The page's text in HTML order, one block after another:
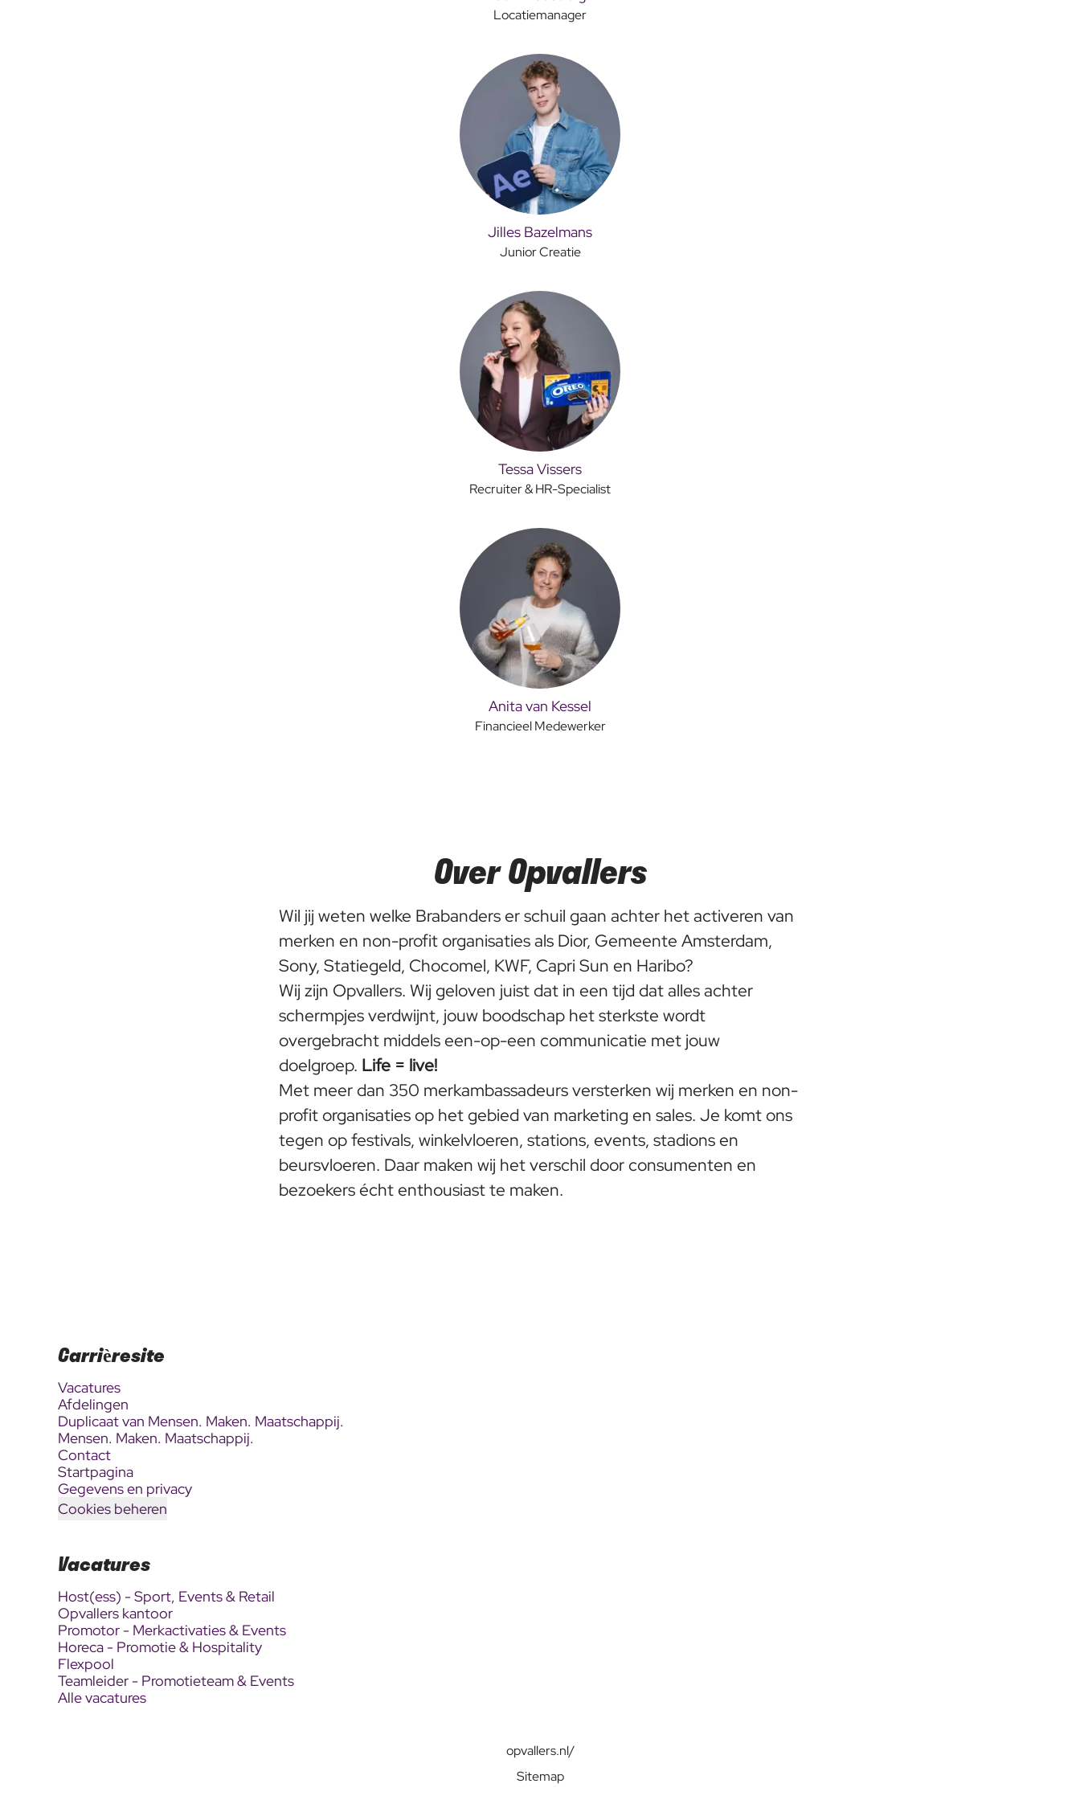
Locatiemanager
Jilles Bazelmans
Junior Creatie
Tessa Vissers
Recruiter & HR-Specialist
Anita van Kessel
Financieel Medewerker
Over Opvallers
Wil jij weten welke Brabanders er schuil gaan achter het activeren van
merken en non-profit organisaties als Dior, Gemeente Amsterdam,
Sony, Statiegeld, Chocomel, KWF, Capri Sun en Haribo?
Wij zijn Opvallers. Wij geloven juist dat in een tijd dat alles achter
schermpjes verdwijnt, jouw boodschap het sterkste wordt
overgebracht middels een-op-een communicatie met jouw
doelgroep. Life = live!
Met meer dan 350 merkambassadeurs versterken wij merken en non-
profit organisaties op het gebied van marketing en sales. Je komt ons
tegen op festivals, winkelvloeren, stations, events, stadions en
beursvloeren. Daar maken wij het verschil door consumenten en
bezoekers écht enthousiast te maken.
Carrièresite
Vacatures
Afdelingen
Duplicaat van Mensen. Maken. Maatschappij.
Mensen. Maken. Maatschappij.
Contact
Startpagina
Gegevens en privacy
Cookies beheren
Vacatures
Host(ess) - Sport, Events & Retail
Opvallers kantoor
Promotor - Merkactivaties & Events
Horeca - Promotie & Hospitality
Flexpool
Teamleider - Promotieteam & Events
Alle vacatures
opvallers.nl/
Sitemap